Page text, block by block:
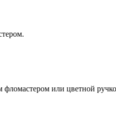
или цветной